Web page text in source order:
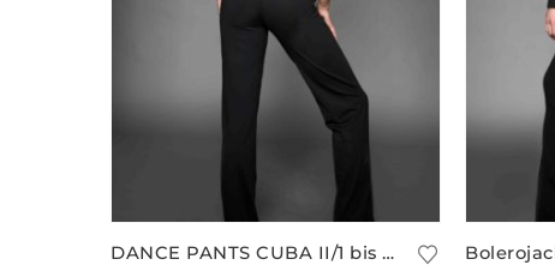
DANCE PANTS CUBA II/1 bis Größe 5XL